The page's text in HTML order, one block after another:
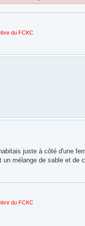
du FCKC
juste à côté d'une
mélange de sable et de
du FCKC